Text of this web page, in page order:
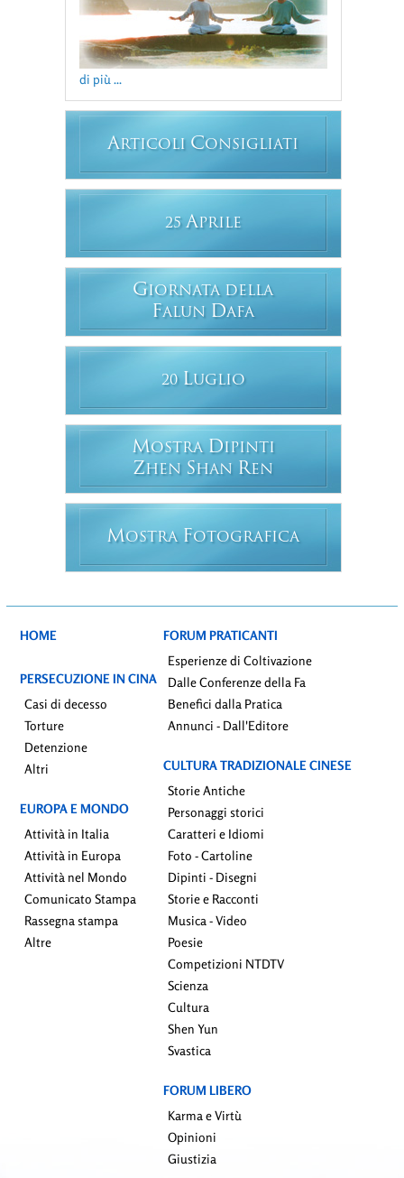
di più ...
ARTICOLI CONSIGLIATI
25 APRILE
GIORNATA DELLA
FALUN DAFA
20 LUGLIO
MOSTRA DIPINTI
ZHEN SHAN REN
MOSTRA FOTOGRAFICA
HOME
PERSECUZIONE IN CINA
Casi di decesso
Torture
Detenzione
Altri
EUROPA E MONDO
Attività in Italia
Attività in Europa
Attività nel Mondo
Comunicato Stampa
Rassegna stampa
Altre
FORUM PRATICANTI
Esperienze di Coltivazione
Dalle Conferenze della Fa
Benefici dalla Pratica
Annunci - Dall'Editore
CULTURA TRADIZIONALE CINESE
Storie Antiche
Personaggi storici
Caratteri e Idiomi
Foto - Cartoline
Dipinti - Disegni
Storie e Racconti
Musica - Video
Poesie
Competizioni NTDTV
Scienza
Cultura
Shen Yun
Svastica
FORUM LIBERO
Karma e Virtù
Opinioni
Giustizia